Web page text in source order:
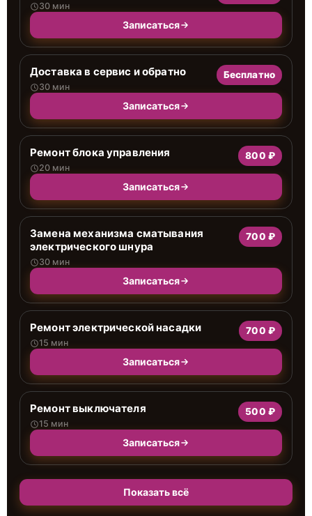
30 мин
Записаться
Доставка в сервис и обратно
30 мин
Бесплатно
Записаться
Ремонт блока управления
20 мин
800 ₽
Записаться
Замена механизма сматывания
электрического шнура
30 мин
700 ₽
Записаться
Ремонт электрической насадки
15 мин
700 ₽
Записаться
Ремонт выключателя
15 мин
500 ₽
Записаться
Показать всё